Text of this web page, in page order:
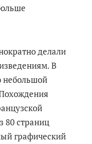
делали
В
небольшой
80 страниц
графический